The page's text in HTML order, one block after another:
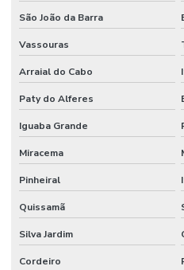
Projeto técnico corpo de
Projeto de terraplanagem valor
Projeto de terraplenagem
Projeto de tubulação industrial
Projetos de prevenção de incêndio
Reuso de água industrial
Reuso da água indústria
Reuso da água na indústria de
São João da Barra
Vassouras
Arraial do Cabo
Paty do Alferes
Iguaba Grande
Miracema
Pinheiral
Quissamã
Silva Jardim
Cordeiro